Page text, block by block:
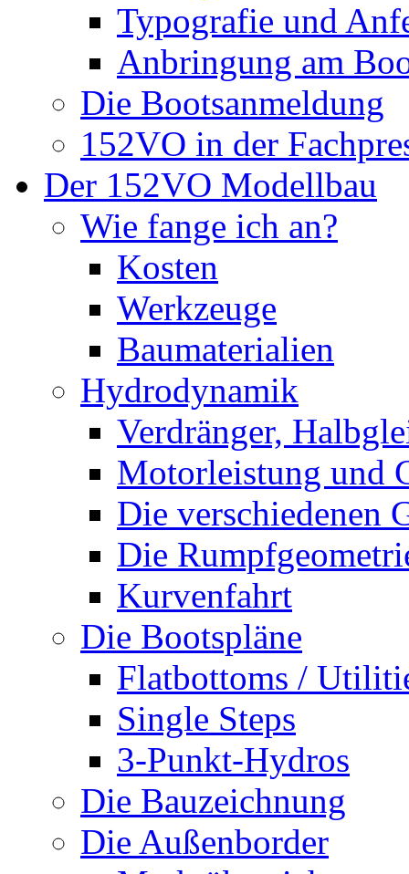
Typografie und
Anbringung am
Die Bootsanmeldung
152VO in der
Der 152VO Modellbau
Wie fange ich an?
Kosten
Werkzeuge
Baumaterialien
Hydrodynamik
Verdränger,
Motorleistung und
Die verschiedenen
Die
Kurvenfahrt
Die Bootspläne
Flatbottoms /
Single Steps
3-Punkt-Hydros
Die Bauzeichnung
Die Außenborder